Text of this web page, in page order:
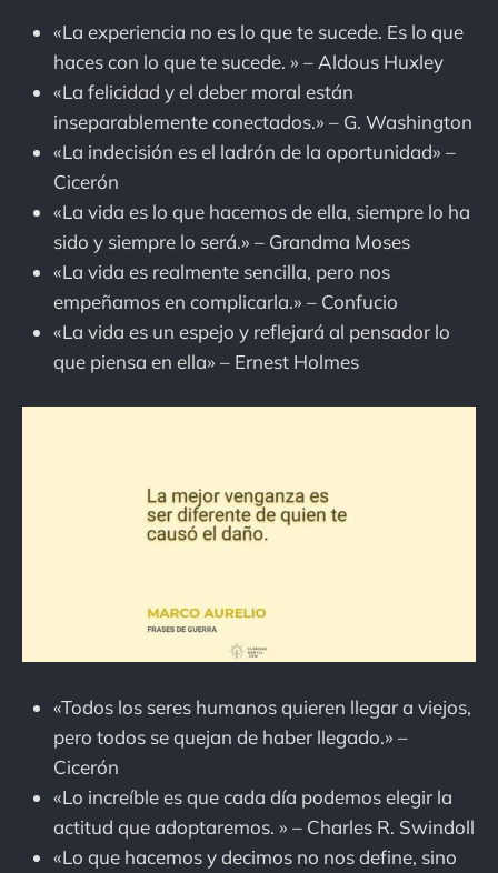
«La experiencia no es lo que te sucede. Es lo que
haces con lo que te sucede. » – Aldous Huxley
«La felicidad y el deber moral están
inseparablemente conectados.» – G. Washington
«La indecisión es el ladrón de la oportunidad» –
Cicerón
«La vida es lo que hacemos de ella, siempre lo ha
sido y siempre lo será.» – Grandma Moses
«La vida es realmente sencilla, pero nos
empeñamos en complicarla.» – Confucio
«La vida es un espejo y reflejará al pensador lo
que piensa en ella» – Ernest Holmes
«Todos los seres humanos quieren llegar a viejos,
pero todos se quejan de haber llegado.» –
Cicerón
«Lo increíble es que cada día podemos elegir la
actitud que adoptaremos. » – Charles R. Swindoll
«Lo que hacemos y decimos no nos define, sino